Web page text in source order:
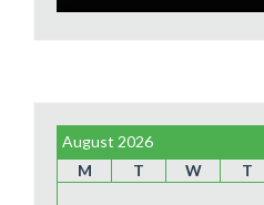
August 2026
M
T W T